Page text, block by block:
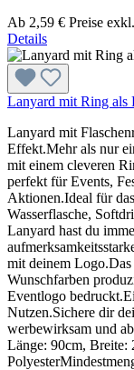
Ab 2,59 € Preise
Details
Lanyard mit Ring als
Lanyard mit
Effekt.Mehr als nur
mit einem cleveren
perfekt für Events,
Aktionen.Ideal für
Wasserflasche,
Lanyard hast du
mit deinem
Wunschfarben
Eventlogo
Nutzen.Sichere dir
werbewirksam und
Länge: 90cm, Breite: